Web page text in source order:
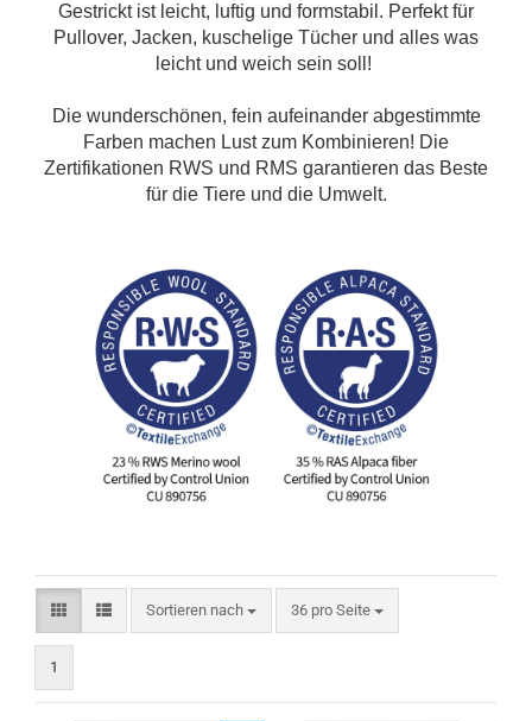
Gestrickt ist leicht, luftig und formstabil. Perfekt für
Pullover, Jacken, kuschelige Tücher und alles was
leicht und weich sein soll!
Die wunderschönen, fein aufeinander abgestimmte
Farben machen Lust zum Kombinieren! Die
Zertifikationen RWS und RMS garantieren das Beste
für die Tiere und die Umwelt.
Sortieren nach
Sortieren nach 36 pro Seite
pro Seite
1